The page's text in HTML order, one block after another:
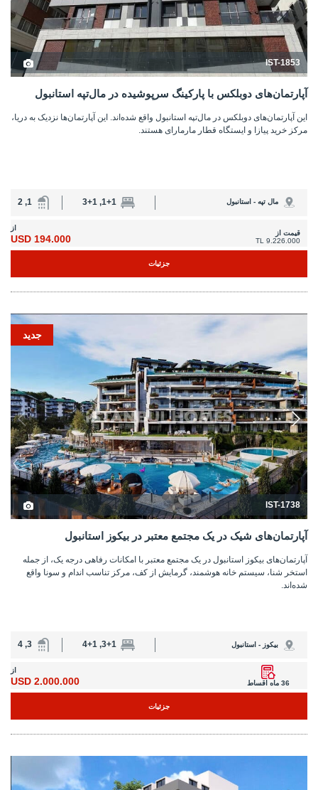
IST-1853
آپارتمان‌های دوبلکس با پارکینگ سرپوشیده در مال‌تپه استانبول
این آپارتمان‌های دوبلکس در مال‌تپه استانبول واقع شده‌اند. این آپارتمان‌ها نزدیک به دریا،
مرکز خرید پیازا و ایستگاه قطار مارمارای هستند.
مال تپه - استانبول 1+1, 3+1
1, 2
قیمت از
9.226.000 TL
از
194.000 USD
جزئیات
جدید
IST-1738
آپارتمان‌های شیک در یک مجتمع معتبر در بیکوز استانبول
آپارتمان‌های بیکوز استانبول در یک مجتمع معتبر با امکانات رفاهی درجه یک، از جمله
استخر شنا، سیستم خانه هوشمند، گرمایش از کف، مرکز تناسب اندام و سونا واقع
شده‌اند.
بیکوز - استانبول 3+1, 4+1
3, 4
36 ماه اقساط
از
2.000.000 USD
جزئیات